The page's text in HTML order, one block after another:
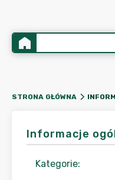
STRONA GŁÓWNA
Informacje
Kategorie: